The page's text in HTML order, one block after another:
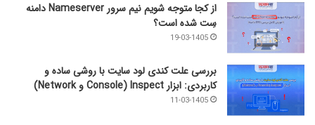
از کجا متوجه شویم نیم ‌سرور Nameserver دامنه
سِت شده است؟
19-03-1405
بررسی علت کندی لود سایت با روشی ساده و
کاربردی: ابزار Inspect (Console و Network)
11-03-1405